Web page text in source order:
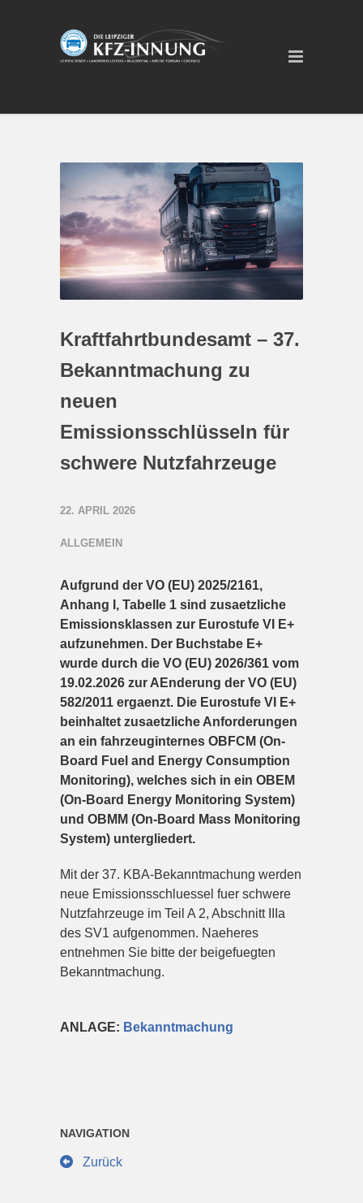
Kraftfahrtbundesamt – 37.
Bekanntmachung zu
neuen
Emissionsschlüsseln für
schwere Nutzfahrzeuge
22. APRIL 2026
ALLGEMEIN
Aufgrund der VO (EU) 2025/2161,
Anhang I, Tabelle 1 sind zusaetzliche
Emissionsklassen zur Eurostufe VI E+
aufzunehmen. Der Buchstabe E+
wurde durch die VO (EU) 2026/361 vom
19.02.2026 zur AEnderung der VO (EU)
582/2011 ergaenzt. Die Eurostufe VI E+
beinhaltet zusaetzliche Anforderungen
an ein fahrzeuginternes OBFCM (On-
Board Fuel and Energy Consumption
Monitoring), welches sich in ein OBEM
(On-Board Energy Monitoring System)
und OBMM (On-Board Mass Monitoring
System) untergliedert.
Mit der 37. KBA-Bekanntmachung werden
neue Emissionsschluessel fuer schwere
Nutzfahrzeuge im Teil A 2, Abschnitt IIIa
des SV1 aufgenommen. Naeheres
entnehmen Sie bitte der beigefuegten
Bekanntmachung.
ANLAGE: Bekanntmachung
NAVIGATION
Zurück